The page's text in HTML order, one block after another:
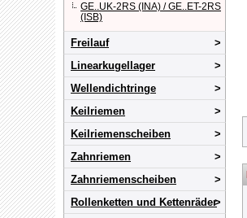
GE..UK-2RS (INA) / GE..ET-2RS
(ISB)
Freilauf
Linearkugellager
Wellendichtringe
Keilriemen
Keilriemenscheiben
Zahnriemen
Zahnriemenscheiben
Rollenketten und Kettenräder